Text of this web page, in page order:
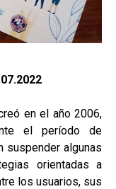
en el año 2006,
el período de
suspender algunas
orientadas a
los usuarios, sus